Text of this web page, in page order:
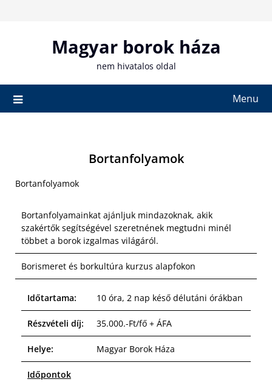
Magyar borok háza
nem hivatalos oldal
Menu
Bortanfolyamok
Bortanfolyamok
Bortanfolyamainkat ajánljuk mindazoknak, akik
szakértők segítségével szeretnének megtudni minél
többet a borok izgalmas világáról.
Borismeret és borkultúra kurzus alapfokon
Időtartama: 10 óra, 2 nap késő délutáni órákban
Részvételi díj: 35.000.-Ft/fő + ÁFA
Helye: Magyar Borok Háza
Időpontok